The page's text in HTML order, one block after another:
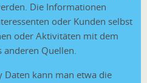
Die Informationen
oder Kunden selbst
oder Aktivitäten mit dem
anderen Quellen.
Daten kann man etwa die